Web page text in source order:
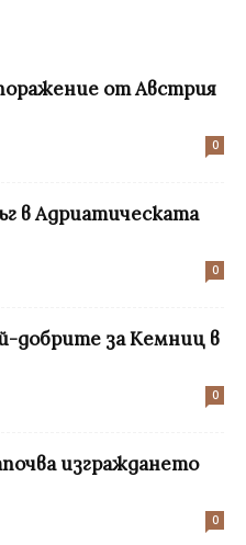
от Австрия
0
в Адриатическата
0
добрите за Кемниц в
0
изграждането
0